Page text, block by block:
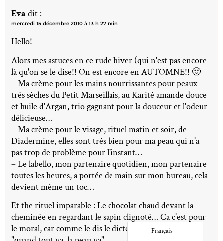
Eva dit :
mercredi 15 décembre 2010 à 13 h 27 min
Hello!
Alors mes astuces en ce rude hiver (qui n'est pas encore
là qu'on se le dise!! On est encore en AUTOMNE!! 🙂
– Ma crème pour les mains nourrissantes pour peaux
trés sèches du Petit Marseillais, au Karité amande douce
et huile d'Argan, trio gagnant pour la douceur et l'odeur
délicieuse…
– Ma crème pour le visage, rituel matin et soir, de
Diadermine, elles sont trés bien pour ma peau qui n'a
pas trop de problème pour l'instant…
– Le labello, mon partenaire quotidien, mon partenaire
toutes les heures, a portée de main sur mon bureau, cela
devient même un toc…
Et the rituel imparable : Le chocolat chaud devant la
cheminée en regardant le sapin clignoté… Ca c'est pour
le moral, car comme le dis le dicton :
Français